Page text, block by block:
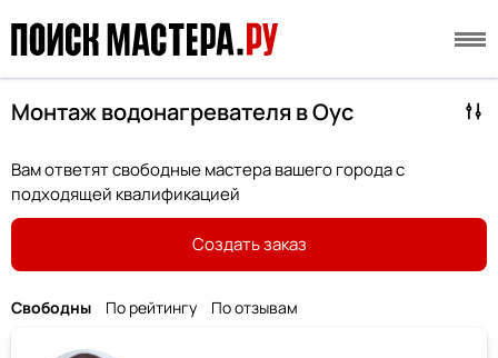
Монтаж водонагревателя в Оус
Вам ответят свободные мастера вашего города с
подходящей квалификацией
Создать заказ
Свободны По рейтингу По отзывам